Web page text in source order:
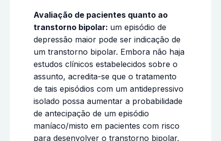
Avaliação de pacientes quanto ao
transtorno bipolar: um episódio de
depressão maior pode ser indicação de
um transtorno bipolar. Embora não haja
estudos clínicos estabelecidos sobre o
assunto, acredita-se que o tratamento
de tais episódios com um antidepressivo
isolado possa aumentar a probabilidade
de antecipação de um episódio
maníaco/misto em pacientes com risco
para desenvolver o transtorno bipolar.